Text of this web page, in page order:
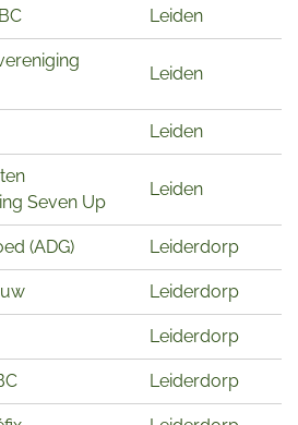
Leiden
Leiden
Leiden
Seven Up
Leiden
(ADG) Leiderdorp
Leiderdorp
Leiderdorp
Leiderdorp